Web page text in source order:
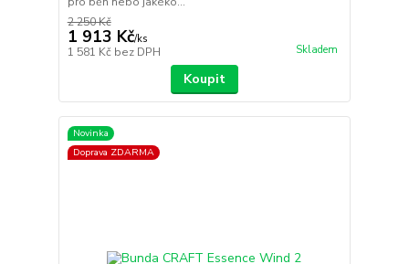
2 250 Kč
1 913 Kč/ks
1 581 Kč bez DPH Skladem
Koupit
Novinka
Doprava ZDARMA